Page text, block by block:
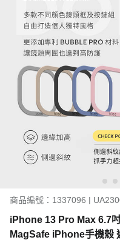
商品編號：1337096 |
iPhone 13 Pro Max 6.7
MagSafe iPhone手機殼